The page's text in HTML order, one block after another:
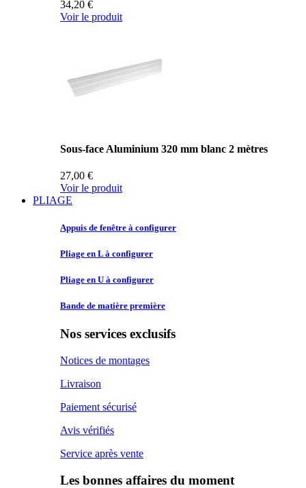
34,20 €
Voir le produit
Sous-face Aluminium 320 mm blanc 2 mètres
27,00 €
Voir le produit
PLIAGE
Appuis de fenêtre à configurer
Pliage en L à configurer
Pliage en U à configurer
Bande de matière première
Nos services exclusifs
Notices de montages
Livraison
Paiement sécurisé
Avis vérifiés
Service après vente
Les bonnes affaires du moment